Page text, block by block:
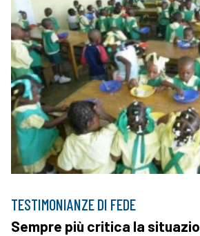
TESTIMONIANZE DI FEDE
Sempre più critica la